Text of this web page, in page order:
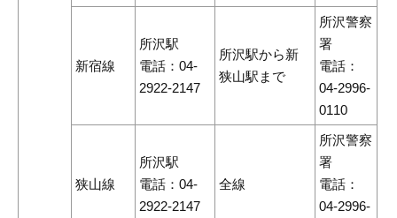
新宿線
所沢駅
電話：04-
2922-2147
所沢駅から新
狭山駅まで
所沢警察
署
電話：
04-2996-
0110
狭山線
所沢駅
電話：04-
2922-2147
全線
所沢警察
署
電話：
04-2996-